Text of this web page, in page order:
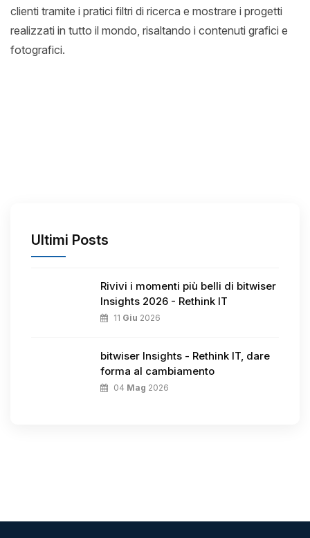
clienti tramite i pratici filtri di ricerca e mostrare i progetti
realizzati in tutto il mondo, risaltando i contenuti grafici e
fotografici.
Ultimi Posts
Rivivi i momenti più belli di bitwiser
Insights 2026 - Rethink IT
11 Giu 2026
bitwiser Insights - Rethink IT, dare
forma al cambiamento
04 Mag 2026